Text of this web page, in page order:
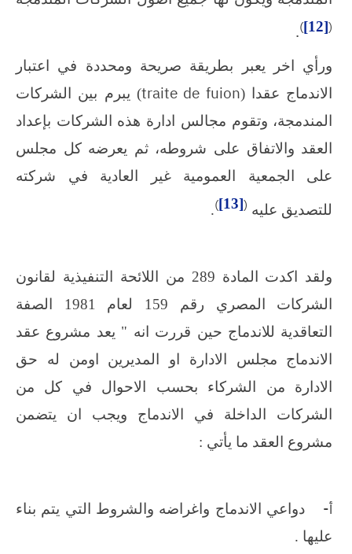
[12]
)
.
ورأي اخر يعبر بطريقة صريحة ومحددة في اعتبار
الاندماج عقدا (traite de fuion) يبرم بين الشركات
المندمجة، وتقوم مجالس ادارة هذه الشركات بإعداد
العقد والاتفاق على شروطه، ثم يعرضه كل مجلس
على الجمعية العمومية غير العادية في شركته
للتصديق عليه [13]
)
.
ولقد اكدت المادة 289 من اللائحة التنفيذية لقانون
الشركات المصري رقم 159 لعام 1981 الصفة
التعاقدية للاندماج حين قررت انه " يعد مشروع عقد
الاندماج مجلس الادارة او المديرين اومن له حق
الادارة من الشركاء بحسب الاحوال في كل من
الشركات الداخلة في الاندماج ويجب ان يتضمن
مشروع العقد ما يأتي :
‌أ-
دواعي الاندماج واغراضه والشروط التي يتم بناء
عليها .